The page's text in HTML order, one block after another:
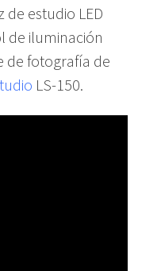
de estudio LED
de iluminación
de fotografía de
LS-150.